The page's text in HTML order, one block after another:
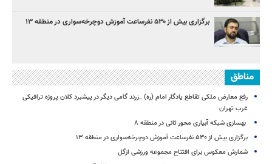
برگزاری بیش از ۵۳۰ نفرساعت آموزش دوچرخه‌سواری در منطقه ۱۳
مناطق
رفع معارض ملکی تقاطع یادگار امام (ره) _زرند گامی دیگر در پیشبرد کلان پروژه‌ ترافیکی
غرب تهران
بهسازی شبکه آبیاری محور ثانی در منطقه ۸
برگزاری بیش از ۵۳۰ نفرساعت آموزش دوچرخه‌سواری در منطقه ۱۳
شمارش معکوس برای افتتاح مجموعه ورزشی ازگل